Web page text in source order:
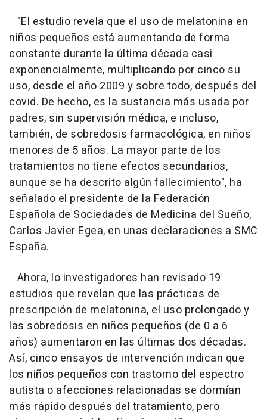
"El estudio revela que el uso de melatonina en
niños pequeños está aumentando de forma
constante durante la última década casi
exponencialmente, multiplicando por cinco su
uso, desde el año 2009 y sobre todo, después del
covid. De hecho, es la sustancia más usada por
padres, sin supervisión médica, e incluso,
también, de sobredosis farmacológica, en niños
menores de 5 años. La mayor parte de los
tratamientos no tiene efectos secundarios,
aunque se ha descrito algún fallecimiento", ha
señalado el presidente de la Federación
Española de Sociedades de Medicina del Sueño,
Carlos Javier Egea, en unas declaraciones a SMC
España.
Ahora, lo investigadores han revisado 19
estudios que revelan que las prácticas de
prescripción de melatonina, el uso prolongado y
las sobredosis en niños pequeños (de 0 a 6
años) aumentaron en las últimas dos décadas.
Así, cinco ensayos de intervención indican que
los niños pequeños con trastorno del espectro
autista o afecciones relacionadas se dormían
más rápido después del tratamiento, pero